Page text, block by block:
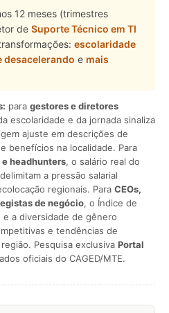
12 meses (trimestres
de Suporte Técnico em TI
escolaridade
desacelerando e mais
para gestores e diretores
escolaridade e da jornada sinaliza
ajuste em descrições de
benefícios na localidade. Para
headhunters, o salário real do
a pressão salarial
regionais. Para CEOs,
de negócio, o Índice de
a diversidade de gênero
e tendências de
Pesquisa exclusiva Portal
oficiais do CAGED/MTE.